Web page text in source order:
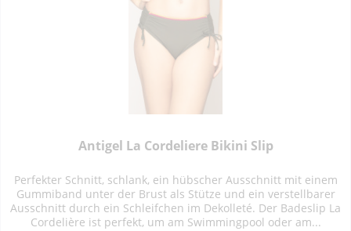
Antigel La Cordeliere Bikini Slip
Perfekter Schnitt, schlank, ein hübscher Ausschnitt mit einem
Gummiband unter der Brust als Stütze und ein verstellbarer
Ausschnitt durch ein Schleifchen im Dekolleté. Der Badeslip La
Cordelière ist perfekt, um am Swimmingpool oder am...